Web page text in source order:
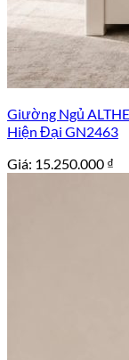
Giường Ngủ
Hiện Đại GN2463
Giá: 15.250.000 ₫